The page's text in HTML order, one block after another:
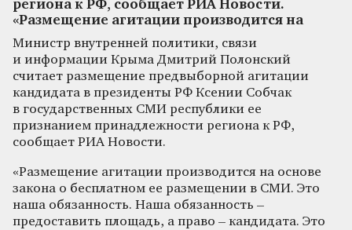
региона к РФ, сообщает РИА Новости.
«Размещение агитации производится на
Министр внутренней политики, связи
и информации Крыма Дмитрий Полонский
считает размещение предвыборной агитации
кандидата в президенты РФ Ксении Собчак
в государственных СМИ республики ее
признанием принадлежности региона к РФ,
сообщает РИА Новости.
«Размещение агитации производится на основе
закона о бесплатном ее размещении в СМИ. Это
наша обязанность. Наша обязанность –
предоставить площадь, а право – кандидата. Это